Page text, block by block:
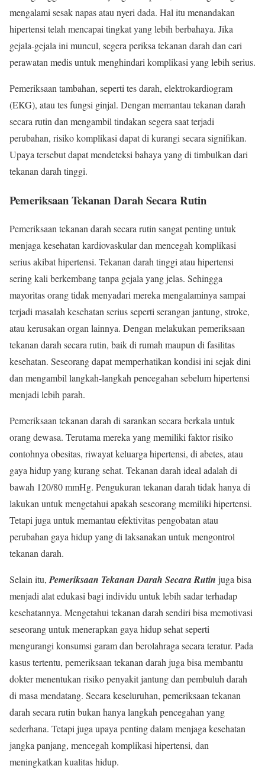
mengalami sesak napas atau nyeri dada. Hal itu menandakan
hipertensi telah mencapai tingkat yang lebih berbahaya. Jika
gejala-gejala ini muncul, segera periksa tekanan darah dan cari
perawatan medis untuk menghindari komplikasi yang lebih serius.
Pemeriksaan tambahan, seperti tes darah, elektrokardiogram
(EKG), atau tes fungsi ginjal. Dengan memantau tekanan darah
secara rutin dan mengambil tindakan segera saat terjadi
perubahan, risiko komplikasi dapat di kurangi secara signifikan.
Upaya tersebut dapat mendeteksi bahaya yang di timbulkan dari
tekanan darah tinggi.
Pemeriksaan Tekanan Darah Secara Rutin
Pemeriksaan tekanan darah secara rutin sangat penting untuk
menjaga kesehatan kardiovaskular dan mencegah komplikasi
serius akibat hipertensi. Tekanan darah tinggi atau hipertensi
sering kali berkembang tanpa gejala yang jelas. Sehingga
mayoritas orang tidak menyadari mereka mengalaminya sampai
terjadi masalah kesehatan serius seperti serangan jantung, stroke,
atau kerusakan organ lainnya. Dengan melakukan pemeriksaan
tekanan darah secara rutin, baik di rumah maupun di fasilitas
kesehatan. Seseorang dapat memperhatikan kondisi ini sejak dini
dan mengambil langkah-langkah pencegahan sebelum hipertensi
menjadi lebih parah.
Pemeriksaan tekanan darah di sarankan secara berkala untuk
orang dewasa. Terutama mereka yang memiliki faktor risiko
contohnya obesitas, riwayat keluarga hipertensi, di abetes, atau
gaya hidup yang kurang sehat. Tekanan darah ideal adalah di
bawah 120/80 mmHg. Pengukuran tekanan darah tidak hanya di
lakukan untuk mengetahui apakah seseorang memiliki hipertensi.
Tetapi juga untuk memantau efektivitas pengobatan atau
perubahan gaya hidup yang di laksanakan untuk mengontrol
tekanan darah.
Selain itu,Pemeriksaan Tekanan Darah Secara Rutin juga bisa
menjadi alat edukasi bagi individu untuk lebih sadar terhadap
kesehatannya. Mengetahui tekanan darah sendiri bisa memotivasi
seseorang untuk menerapkan gaya hidup sehat seperti
mengurangi konsumsi garam dan berolahraga secara teratur. Pada
kasus tertentu, pemeriksaan tekanan darah juga bisa membantu
dokter menentukan risiko penyakit jantung dan pembuluh darah
di masa mendatang. Secara keseluruhan, pemeriksaan tekanan
darah secara rutin bukan hanya langkah pencegahan yang
sederhana. Tetapi juga upaya penting dalam menjaga kesehatan
jangka panjang, mencegah komplikasi hipertensi, dan
meningkatkan kualitas hidup.